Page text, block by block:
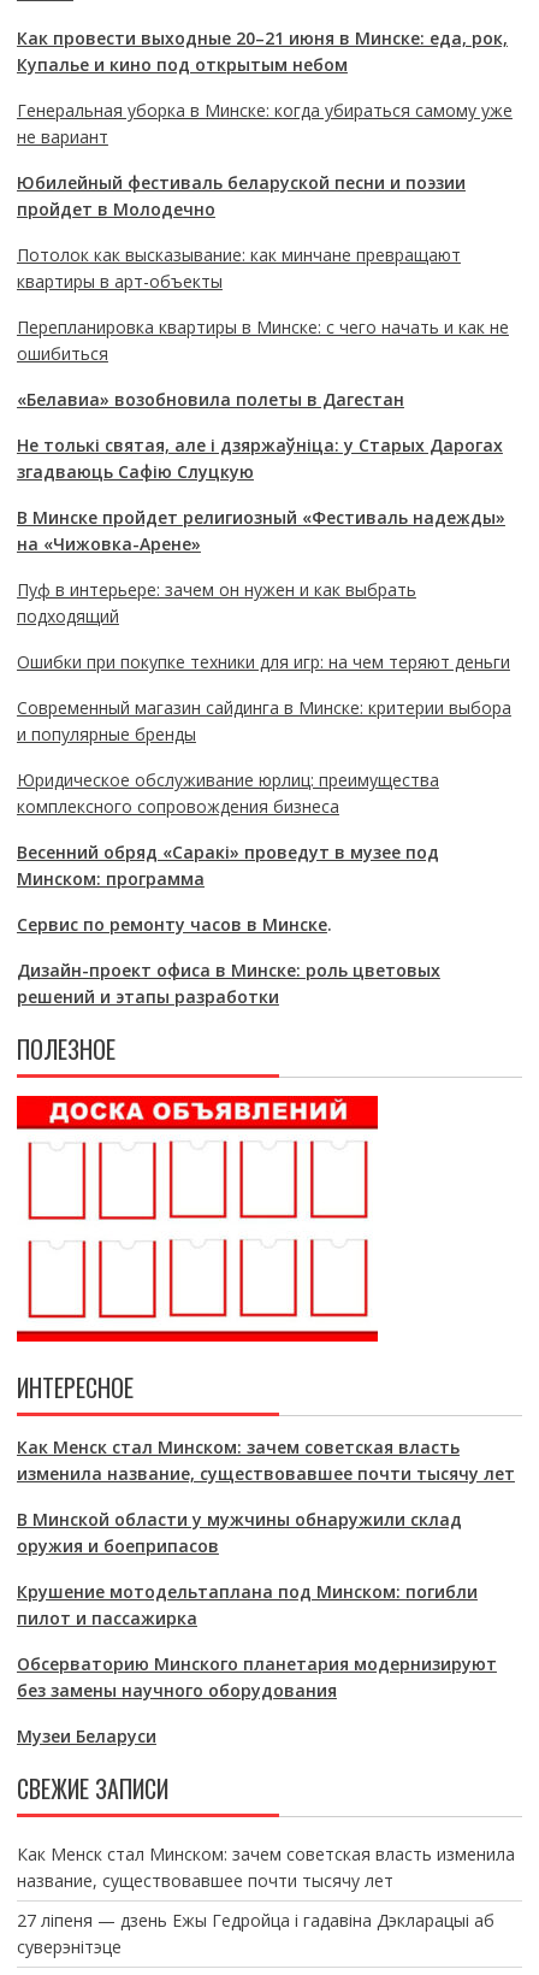
Как провести выходные 20–21 июня в Минске: еда, рок,
Купалье и кино под открытым небом
Генеральная уборка в Минске: когда убираться самому уже
не вариант
Юбилейный фестиваль беларуской песни и поэзии
пройдет в Молодечно
Потолок как высказывание: как минчане превращают
квартиры в арт-объекты
Перепланировка квартиры в Минске: с чего начать и как не
ошибиться
«Белавиа» возобновила полеты в Дагестан
Не толькі святая, але і дзяржаўніца: у Старых Дарогах
згадваюць Сафію Слуцкую
В Минске пройдет религиозный «Фестиваль надежды»
на «Чижовка-Арене»
Пуф в интерьере: зачем он нужен и как выбрать
подходящий
Ошибки при покупке техники для игр: на чем теряют деньги
Современный магазин сайдинга в Минске: критерии выбора
и популярные бренды
Юридическое обслуживание юрлиц: преимущества
комплексного сопровождения бизнеса
Весенний обряд «Саракі» проведут в музее под
Минском: программа
Сервис по ремонту часов в Минске.
Дизайн-проект офиса в Минске: роль цветовых
решений и этапы разработки
ПОЛЕЗНОЕ
ИНТЕРЕСНОЕ
Как Менск стал Минском: зачем советская власть
изменила название, существовавшее почти тысячу лет
В Минской области у мужчины обнаружили склад
оружия и боеприпасов
Крушение мотодельтаплана под Минском: погибли
пилот и пассажирка
Обсерваторию Минского планетария модернизируют
без замены научного оборудования
Музеи Беларуси
СВЕЖИЕ ЗАПИСИ
Как Менск стал Минском: зачем советская власть изменила
название, существовавшее почти тысячу лет
27 ліпеня — дзень Ежы Гедройца і гадавіна Дэкларацыі аб
суверэнітэце